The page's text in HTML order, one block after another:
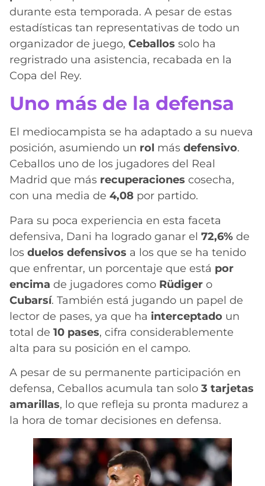
durante esta temporada. A pesar de estas
estadísticas tan representativas de todo un
organizador de juego, Ceballos solo ha
regristrado una asistencia, recabada en la
Copa del Rey.
Uno más de la defensa
El mediocampista se ha adaptado a su nueva
posición, asumiendo un rol más defensivo.
Ceballos uno de los jugadores del Real
Madrid que más recuperaciones cosecha,
con una media de 4,08 por partido.
Para su poca experiencia en esta faceta
defensiva, Dani ha logrado ganar el 72,6% de
los duelos defensivos a los que se ha tenido
que enfrentar, un porcentaje que está por
encima de jugadores como Rüdiger o
Cubarsí. También está jugando un papel de
lector de pases, ya que ha interceptado un
total de 10 pases, cifra considerablemente
alta para su posición en el campo.
A pesar de su permanente participación en
defensa, Ceballos acumula tan solo 3 tarjetas
amarillas, lo que refleja su pronta madurez a
la hora de tomar decisiones en defensa.